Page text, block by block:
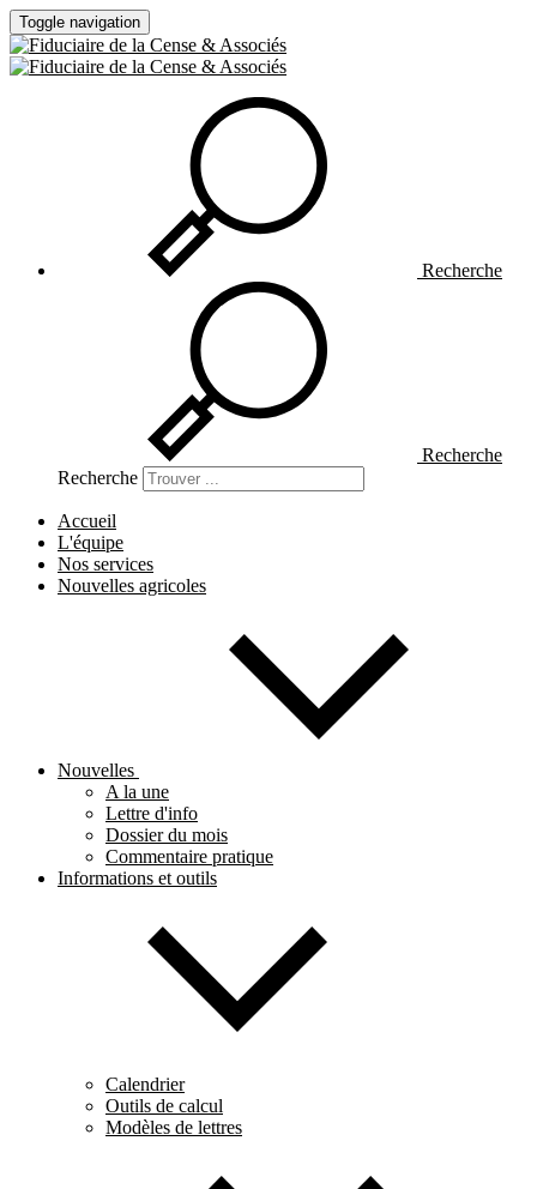
Toggle navigation
Recherche
Recherche
Recherche
Accueil
L'équipe
Nos services
Nouvelles agricoles
Nouvelles
A la une
Lettre d'info
Dossier du mois
Commentaire pratique
Informations et outils
Calendrier
Outils de calcul
Modèles de lettres